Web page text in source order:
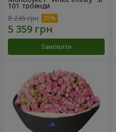
101 троянди
8 245 грн
Замовити